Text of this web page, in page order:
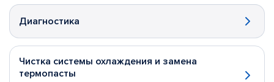
Диагностика
Чистка системы охлаждения и замена
термопасты